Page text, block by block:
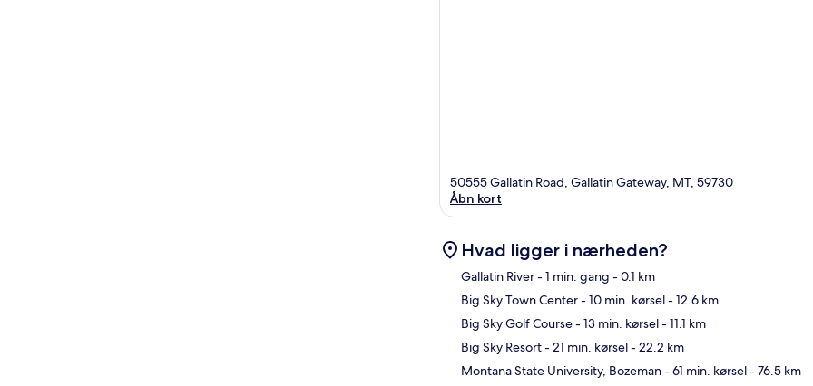
50555 Gallatin Road, Gallatin Gateway, MT, 59730
Åbn kort
Hvad ligger i nærheden?
Gallatin River- 1 min. gang - 0.1 km
Big Sky Town Center- 10 min. kørsel- 12.6 km
Big Sky Golf Course- 13 min. kørsel- 11.1 km
Big Sky Resort- 21 min. kørsel- 22.2 km
Montana State University, Bozeman- 61 min. kørsel- 76.5 km